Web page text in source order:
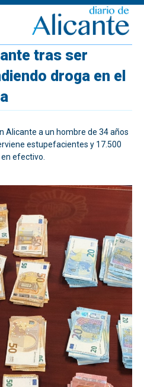
tras ser
droga en el
Alicante a un hombre de 34 años
estupefacientes y 17.500
efectivo.